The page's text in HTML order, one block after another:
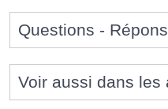
Questions -
Voir aussi dans les